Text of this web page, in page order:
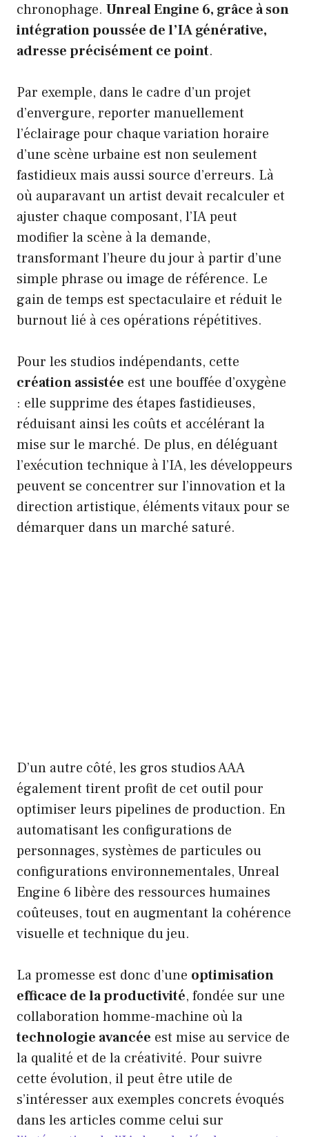
chronophage. Unreal Engine 6, grâce à son
intégration poussée de l’IA générative,
adresse précisément ce point.
Par exemple, dans le cadre d’un projet
d’envergure, reporter manuellement
l’éclairage pour chaque variation horaire
d’une scène urbaine est non seulement
fastidieux mais aussi source d’erreurs. Là
où auparavant un artist devait recalculer et
ajuster chaque composant, l’IA peut
modifier la scène à la demande,
transformant l’heure du jour à partir d’une
simple phrase ou image de référence. Le
gain de temps est spectaculaire et réduit le
burnout lié à ces opérations répétitives.
Pour les studios indépendants, cette
création assistée est une bouffée d’oxygène
: elle supprime des étapes fastidieuses,
réduisant ainsi les coûts et accélérant la
mise sur le marché. De plus, en déléguant
l’exécution technique à l’IA, les développeurs
peuvent se concentrer sur l’innovation et la
direction artistique, éléments vitaux pour se
démarquer dans un marché saturé.
D’un autre côté, les gros studios AAA
également tirent profit de cet outil pour
optimiser leurs pipelines de production. En
automatisant les configurations de
personnages, systèmes de particules ou
configurations environnementales, Unreal
Engine 6 libère des ressources humaines
coûteuses, tout en augmentant la cohérence
visuelle et technique du jeu.
La promesse est donc d’une optimisation
efficace de la productivité, fondée sur une
collaboration homme-machine où la
technologie avancée est mise au service de
la qualité et de la créativité. Pour suivre
cette évolution, il peut être utile de
s’intéresser aux exemples concrets évoqués
dans les articles comme celui sur